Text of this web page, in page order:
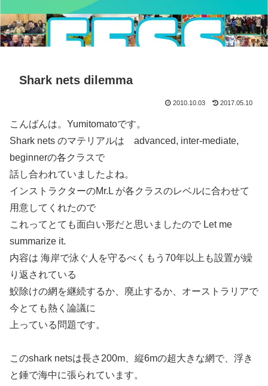
Shark nets dilemma
2010.10.03 2017.05.10
こんばんは。Yumitomatoです。
Shark nets のマテリアルは advanced, inter-mediate,
beginnerの各クラスで
話し合われていましたよね。
インストラクターのMr.L が各クラスのレベルに合わせて
用意してくれたので
これってとても面白い形だと思いましたので Let me
summarize it.
内容は 海岸で泳ぐ人を守るべくもう70年以上も設置が繰
り返されている
鮫除けの網を継続するか、廃止するか、オーストラリアで
今とても熱く論議に
上っている問題です。
このshark netsは長さ200m、縦6mの超大きな網で、浮き
と錘で海中に張られています。